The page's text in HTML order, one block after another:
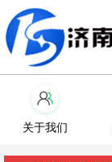
关于我们